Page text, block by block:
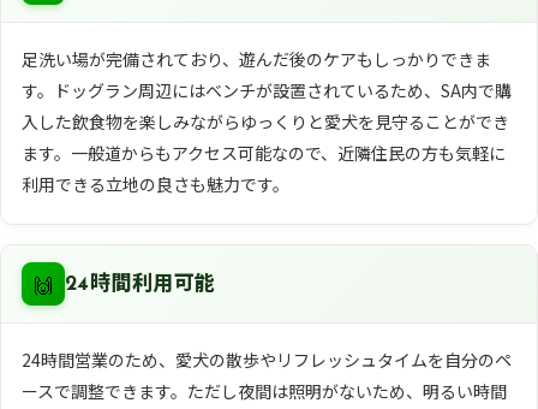
足洗い場が完備されており、遊んだ後のケアもしっかりできま
す。ドッグラン周辺にはベンチが設置されているため、SA内で購
入した飲食物を楽しみながらゆっくりと愛犬を見守ることができ
ます。一般道からもアクセス可能なので、近隣住民の方も気軽に
利用できる立地の良さも魅力です。
🙌 24時間利用可能
24時間営業のため、愛犬の散歩やリフレッシュタイムを自分のペ
ースで調整できます。ただし夜間は照明がないため、明るい時間